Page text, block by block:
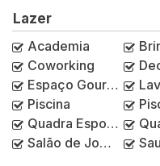
Lazer
Academia
Coworking
Espaço Gourmet
Piscina
Quadra Esportiva
Salão de Jogos